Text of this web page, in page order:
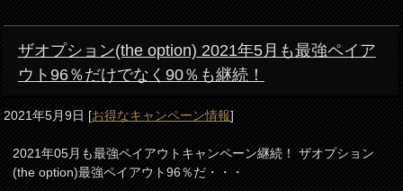
ザオプション(the option) 2021年5月も最強ペイア
ウト96％だけでなく90％も継続！
2021年5月9日[お得なキャンペーン情報]
2021年05月も最強ペイアウトキャンペーン継続！ ザオプション
(the option)最強ペイアウト96％だ・・・